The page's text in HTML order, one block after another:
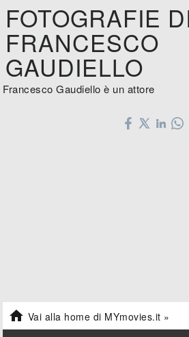
FOTOGRAFIE
FRANCESCO
GAUDIELLO
Francesco Gaudiello è un attore
 Vai alla home di MYmovies.it »